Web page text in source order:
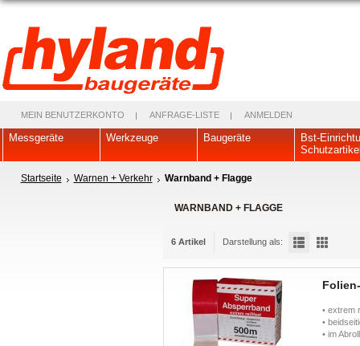
MEIN BENUTZERKONTO ANFRAGE-LISTE ANMELDEN
Messgeräte Werkzeuge Baugeräte
Bst-
Startseite Warnen + Verkehr Warnband + Flagge
WARNBAND + FLAGGE
6 Artikel Darstellung als:
• extrem
•
• im